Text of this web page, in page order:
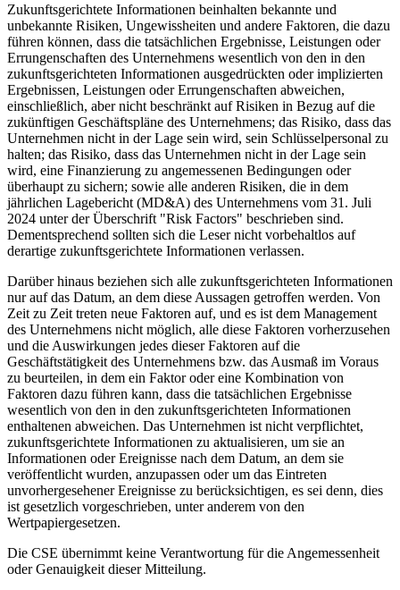
Zukunftsgerichtete Informationen beinhalten bekannte und
unbekannte Risiken, Ungewissheiten und andere Faktoren, die dazu
führen können, dass die tatsächlichen Ergebnisse, Leistungen oder
Errungenschaften des Unternehmens wesentlich von den in den
zukunftsgerichteten Informationen ausgedrückten oder implizierten
Ergebnissen, Leistungen oder Errungenschaften abweichen,
einschließlich, aber nicht beschränkt auf Risiken in Bezug auf die
zukünftigen Geschäftspläne des Unternehmens; das Risiko, dass das
Unternehmen nicht in der Lage sein wird, sein Schlüsselpersonal zu
halten; das Risiko, dass das Unternehmen nicht in der Lage sein
wird, eine Finanzierung zu angemessenen Bedingungen oder
überhaupt zu sichern; sowie alle anderen Risiken, die in dem
jährlichen Lagebericht (MD&A) des Unternehmens vom 31. Juli
2024 unter der Überschrift "Risk Factors" beschrieben sind.
Dementsprechend sollten sich die Leser nicht vorbehaltlos auf
derartige zukunftsgerichtete Informationen verlassen.
Darüber hinaus beziehen sich alle zukunftsgerichteten Informationen
nur auf das Datum, an dem diese Aussagen getroffen werden. Von
Zeit zu Zeit treten neue Faktoren auf, und es ist dem Management
des Unternehmens nicht möglich, alle diese Faktoren vorherzusehen
und die Auswirkungen jedes dieser Faktoren auf die
Geschäftstätigkeit des Unternehmens bzw. das Ausmaß im Voraus
zu beurteilen, in dem ein Faktor oder eine Kombination von
Faktoren dazu führen kann, dass die tatsächlichen Ergebnisse
wesentlich von den in den zukunftsgerichteten Informationen
enthaltenen abweichen. Das Unternehmen ist nicht verpflichtet,
zukunftsgerichtete Informationen zu aktualisieren, um sie an
Informationen oder Ereignisse nach dem Datum, an dem sie
veröffentlicht wurden, anzupassen oder um das Eintreten
unvorhergesehener Ereignisse zu berücksichtigen, es sei denn, dies
ist gesetzlich vorgeschrieben, unter anderem von den
Wertpapiergesetzen.
Die CSE übernimmt keine Verantwortung für die Angemessenheit
oder Genauigkeit dieser Mitteilung.